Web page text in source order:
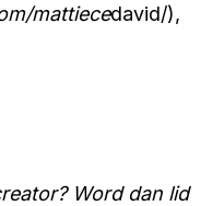
mattiecedavid/),
Word dan lid